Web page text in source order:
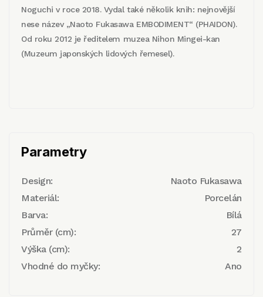
Noguchi v roce 2018. Vydal také několik knih: nejnovější
nese název „Naoto Fukasawa EMBODIMENT“ (PHAIDON).
Od roku 2012 je ředitelem muzea Nihon Mingei-kan
(Muzeum japonských lidových řemesel).
Parametry
Design:
Naoto Fukasawa
Materiál:
Porcelán
Barva:
Bílá
Průměr (cm):
27
Výška (cm):
2
Vhodné do myčky:
Ano